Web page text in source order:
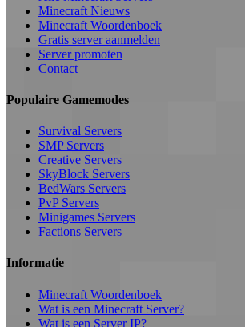
Minecraft Nieuws
Minecraft Woordenboek
Gratis server aanmelden
Server promoten
Contact
Populaire Gamemodes
Survival Servers
SMP Servers
Creative Servers
SkyBlock Servers
BedWars Servers
PvP Servers
Minigames Servers
Factions Servers
Informatie
Minecraft Woordenboek
Wat is een Minecraft Server?
Wat is een Server IP?